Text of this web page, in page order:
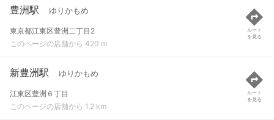
豊洲駅 ゆりかもめ
東京都江東区豊洲二丁目2
このページの店舗から 420 m
ルート
を見る
新豊洲駅 ゆりかもめ
江東区豊洲６丁目
このページの店舗から 1.2 km
ルート
を見る